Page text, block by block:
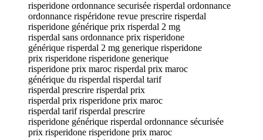
risperidone ordonnance securisée risperdal ordonnance
ordonnance rispéridone revue prescrire risperdal
risperidone générique prix risperdal 2 mg
risperdal sans ordonnance prix risperidone
générique risperdal 2 mg generique risperidone
prix risperidone risperidone generique
risperidone prix maroc risperdal prix maroc
générique du risperdal risperdal tarif
risperdal prescrire risperdal prix
risperdal prix risperidone prix maroc
risperdal tarif risperdal prescrire
risperidone générique risperdal ordonnance sécurisée
prix risperidone risperidone prix maroc